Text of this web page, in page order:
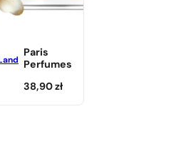
Paris
Perfumes
38,90zł